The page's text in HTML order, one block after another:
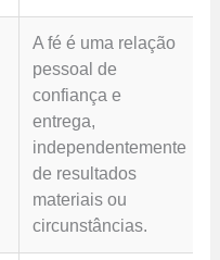
A fé é uma relação
pessoal de
confiança e
entrega,
independentemente
de resultados
materiais ou
circunstâncias.